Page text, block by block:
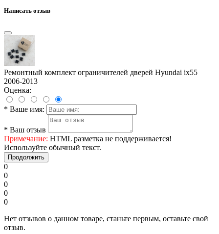
Написать отзыв
Ремонтный комплект ограничителей дверей Hyundai ix55
2006-2013
Оценка:
* Ваше имя:
* Ваш отзыв
Примечание: HTML разметка не поддерживается!
Используйте обычный текст.
Продолжить
0
0
0
0
0
Нет отзывов о данном товаре, станьте первым, оставьте свой
отзыв.